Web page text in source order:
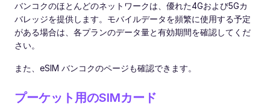
バンコクのほとんどのネットワークは、優れた4Gおよび5Gカ
バレッジを提供します。モバイルデータを頻繁に使用する予定
がある場合は、各プランのデータ量と有効期間を確認してくだ
さい。
また、eSIM バンコクのページも確認できます。
プーケット用のSIMカード